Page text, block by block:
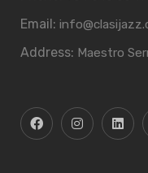
Email:
Address: Maestro